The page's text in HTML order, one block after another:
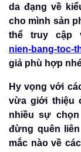
da đạng về
cho mình sản
thể truy cập
nien-bang-toc-
giả phù hợp
Hy vọng với
vừa giới thiệu
nhiều sự
đừng quên
mắc nào về